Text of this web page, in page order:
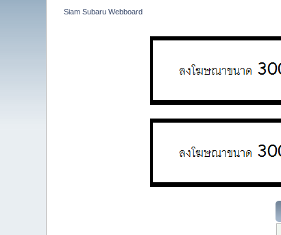
Siam Subaru Webboard